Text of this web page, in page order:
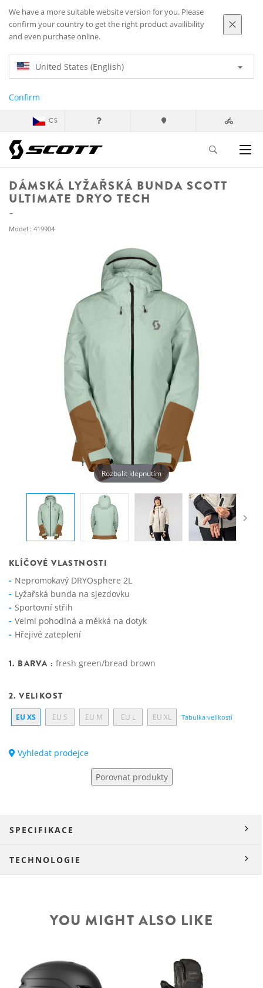
We have a more suitable website version for you. Please
confirm your country to get the right product availibility
and even purchase online.
United States (English)
Confirm
CS
DÁMSKÁ LYŽAŘSKÁ BUNDA SCOTT
ULTIMATE DRYO TECH
Model : 419904
Rozbalit klepnutím
KLÍČOVÉ VLASTNOSTI
Nepromokavý DRYOsphere 2L
Lyžařská bunda na sjezdovku
Sportovní střih
Velmi pohodlná a měkká na dotyk
Hřejivé zateplení
1. BARVA :fresh green/bread brown
2. VELIKOST
EU XS EU S EU M EU L EU XL Tabulka velikostí
Vyhledat prodejce
Porovnat produkty
SPECIFIKACE
TECHNOLOGIE
YOU MIGHT ALSO LIKE